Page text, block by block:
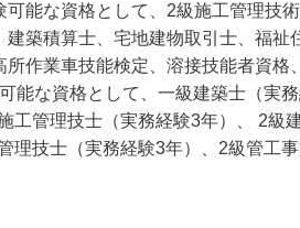
能な資格として、2級施工管理技
築積算士、宅地建物取引士、福祉
作業車技能検定、溶接技能者資格
能な資格として、一級建築士（実
工管理技士（実務経験3年）、 2級
理技士（実務経験3年）、2級管工